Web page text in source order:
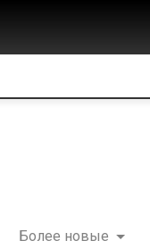
Более новые